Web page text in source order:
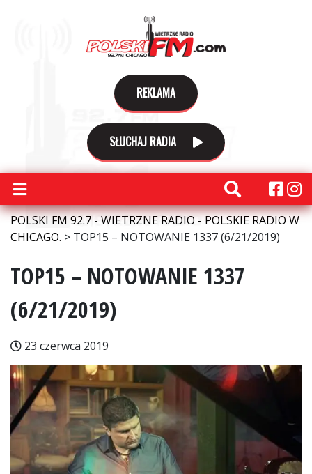
REKLAMA
SŁUCHAJ RADIA
POLSKI FM 92.7 - WIETRZNE RADIO - POLSKIE RADIO W
CHICAGO. > TOP15 – NOTOWANIE 1337 (6/21/2019)
TOP15 – NOTOWANIE 1337
(6/21/2019)
23 czerwca 2019